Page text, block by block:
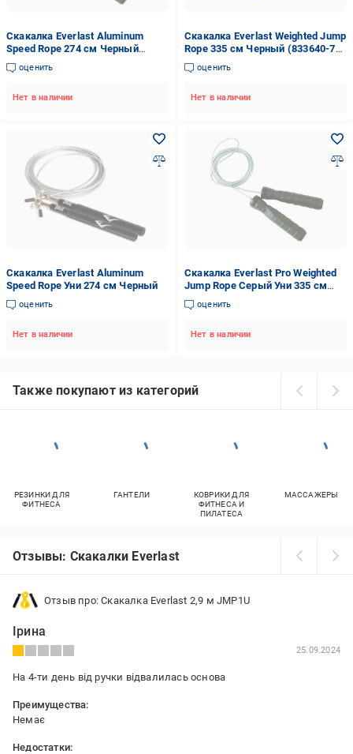
Скакалка Everlast Aluminum
Speed Rope 274 см Черный
(883390-70-8)
оценить
Нет в наличии
Скакалка Everlast Weighted Jump
Rope 335 см Черный (833640-70-
8)
оценить
Нет в наличии
Скакалка Everlast Aluminum
Speed Rope Уни 274 см Черный
оценить
Нет в наличии
Скакалка Everlast Pro Weighted
Jump Rope Серый Уни 335 см
(883380-70-12)
оценить
Нет в наличии
Также покупают из категорий
РЕЗИНКИ ДЛЯ
ФИТНЕСА
ГАНТЕЛИ
КОВРИКИ ДЛЯ
ФИТНЕСА И
ПИЛАТЕСА
МАССАЖЕРЫ
Отзывы: Скакалки Everlast
Отзыв про: Скакалка Everlast 2,9 м JMP1U
Ірина
25.09.2024
На 4-ти день від ручки відвалилась основа
Преимущества:
Немає
Недостатки: